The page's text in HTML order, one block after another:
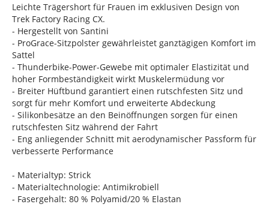
Leichte Trägershort für Frauen im exklusiven Design von
Trek Factory Racing CX.
- Hergestellt von Santini
- ProGrace-Sitzpolster gewährleistet ganztägigen Komfort im
Sattel
- Thunderbike-Power-Gewebe mit optimaler Elastizität und
hoher Formbeständigkeit wirkt Muskelermüdung vor
- Breiter Hüftbund garantiert einen rutschfesten Sitz und
sorgt für mehr Komfort und erweiterte Abdeckung
- Silikonbesätze an den Beinöffnungen sorgen für einen
rutschfesten Sitz während der Fahrt
- Eng anliegender Schnitt mit aerodynamischer Passform für
verbesserte Performance
- Materialtyp: Strick
- Materialtechnologie: Antimikrobiell
- Fasergehalt: 80 % Polyamid/20 % Elastan